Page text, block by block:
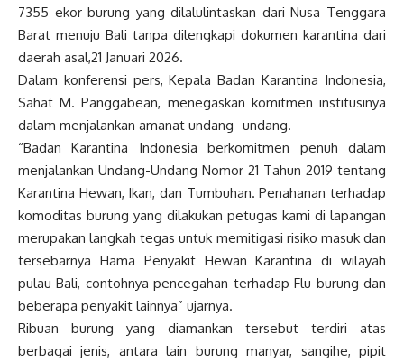
7355 ekor burung yang dilalulintaskan dari Nusa Tenggara
Barat menuju Bali tanpa dilengkapi dokumen karantina dari
daerah asal,21 Januari 2026.
Dalam konferensi pers, Kepala Badan Karantina Indonesia,
Sahat M. Panggabean, menegaskan komitmen institusinya
dalam menjalankan amanat undang- undang.
“Badan Karantina Indonesia berkomitmen penuh dalam
menjalankan Undang-Undang Nomor 21 Tahun 2019 tentang
Karantina Hewan, Ikan, dan Tumbuhan. Penahanan terhadap
komoditas burung yang dilakukan petugas kami di lapangan
merupakan langkah tegas untuk memitigasi risiko masuk dan
tersebarnya Hama Penyakit Hewan Karantina di wilayah
pulau Bali, contohnya pencegahan terhadap Flu burung dan
beberapa penyakit lainnya” ujarnya.
Ribuan burung yang diamankan tersebut terdiri atas
berbagai jenis, antara lain burung manyar, sangihe, pipit